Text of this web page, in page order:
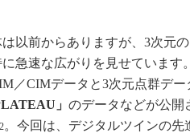
以前からありますが、3次元
急速な広がりを見せています
／CIMデータと3次元点群デ
」 のデータなどが公開
。今回は、デジタルツインの